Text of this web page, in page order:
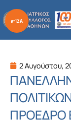
στο
περιεχόμενο
2 Αυγούστου,
ΠΡΟΕΔΡΟ